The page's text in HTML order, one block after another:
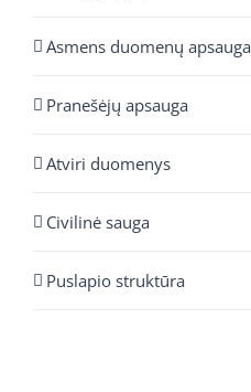
Asmens duomenų apsauga
Pranešėjų apsauga
Atviri duomenys
Civilinė sauga
Puslapio struktūra